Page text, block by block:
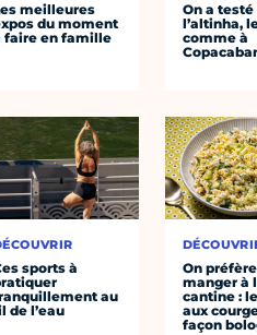
meilleures
du moment
faire en famille
sports à
au
de l’eau
On a testé
l’altinha,
comme à
On préfère
manger à
cantine :
aux
façon